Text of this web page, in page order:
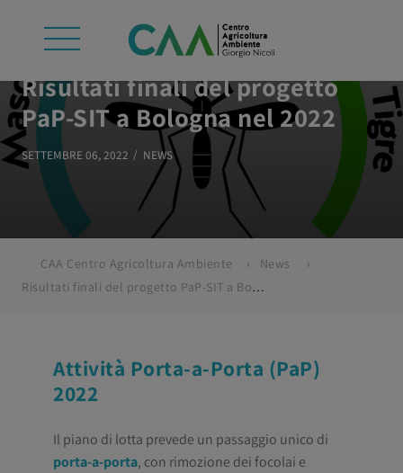
Risultati finali del progetto
PaP-SIT a Bologna nel 2022
SETTEMBRE 06, 2022 NEWS
CAA Centro Agricoltura Ambiente
News
Risultati finali del progetto PaP-SIT a Bologna nel 2022
Attività Porta-a-Porta (PaP)
2022
Il piano di lotta prevede un passaggio unico di
porta-a-porta, con rimozione dei focolai e